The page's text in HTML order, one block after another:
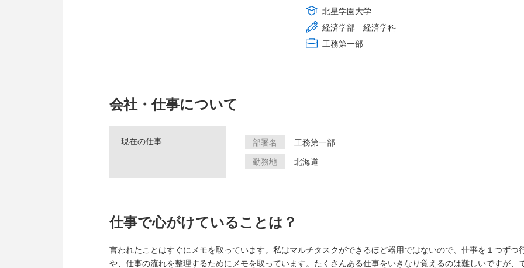
北星学園大学
経済学部 経済学科
工務第一部
会社・仕事について
現在の仕事 部署名 工務第一部
勤務地 北海道
仕事で心がけていることは？
言われたことはすぐにメモを取っています。私はマルチタスクができるほど器用ではないので、仕事を１つずつ
や、仕事の流れを整理するためにメモを取っています。たくさんある仕事をいきなり覚えるのは難しいですが、